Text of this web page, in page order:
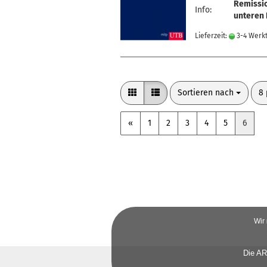
Info:
unteren
Lieferzeit: 3-4
Sortieren nach
Sortieren nach 8
« 1 2 3 4 5 6
Wir
Die